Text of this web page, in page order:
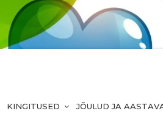
KINGITUSED JÕULUD JA